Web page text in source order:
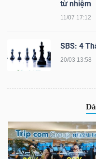
từ nhiệm
11/07 17:12
SBS: 4
20/03 13:58
TIÊU
THIẾT